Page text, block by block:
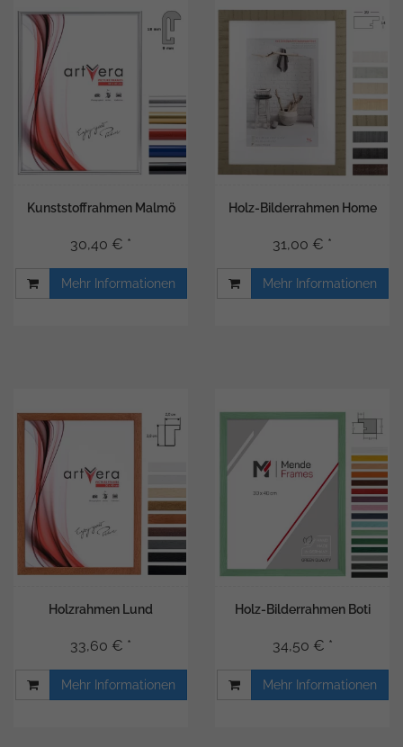
Kunststoffrahmen Malmö
30,40 € *
Mehr Informationen
Holz-Bilderrahmen Home
31,00 € *
Mehr Informationen
Holzrahmen Lund
33,60 € *
Mehr Informationen
Holz-Bilderrahmen Boti
34,50 € *
Mehr Informationen